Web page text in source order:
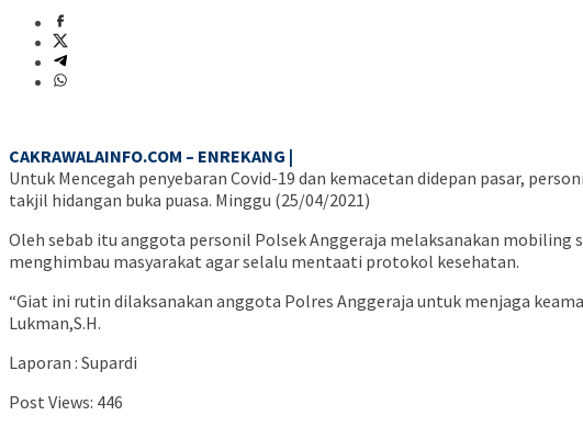
CAKRAWALAINFO.COM – ENREKANG |
Untuk Mencegah penyebaran Covid-19 dan kemacetan didepan pasar,
takjil hidangan buka puasa. Minggu (25/04/2021)
Oleh sebab itu anggota personil Polsek Anggeraja melaksanakan mobiling
menghimbau masyarakat agar selalu mentaati protokol kesehatan.
“Giat ini rutin dilaksanakan anggota Polres Anggeraja untuk menjaga
Lukman,S.H.
Laporan : Supardi
Post Views: 446